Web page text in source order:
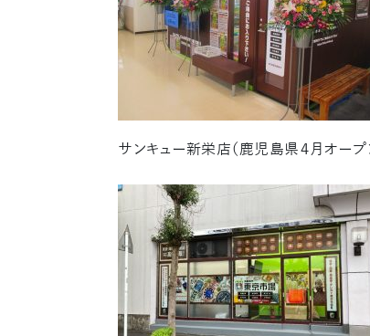
サンキュー新栄店（鹿児島県４月オー